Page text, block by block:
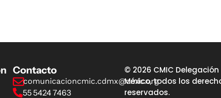
Contacto
comunicacioncmic.cdmx@cmic.org
55 5424 7463
© 2026 CMIC
México, todos los
reservados.